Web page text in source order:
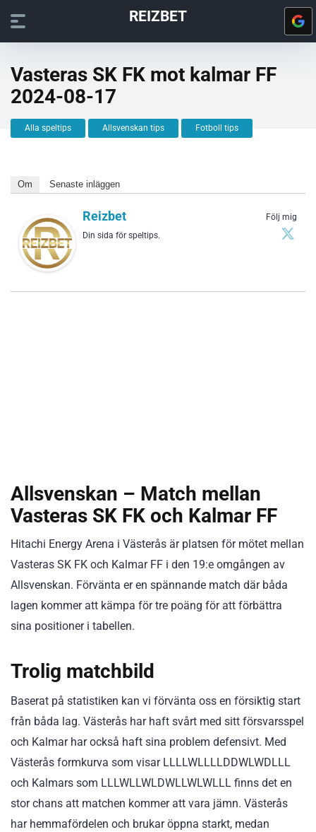
REIZBET
Vasteras SK FK mot kalmar FF
2024-08-17
Alla speltips Allsvenskan tips Fotboll tips
Om Senaste inläggen
Följ mig
Reizbet
Din sida för speltips.
Allsvenskan – Match mellan
Vasteras SK FK och Kalmar FF
Hitachi Energy Arena i Västerås är platsen för mötet mellan
Vasteras SK FK och Kalmar FF i den 19:e omgången av
Allsvenskan. Förvänta er en spännande match där båda
lagen kommer att kämpa för tre poäng för att förbättra
sina positioner i tabellen.
Trolig matchbild
Baserat på statistiken kan vi förvänta oss en försiktig start
från båda lag. Västerås har haft svårt med sitt försvarsspel
och Kalmar har också haft sina problem defensivt. Med
Västerås formkurva som visar LLLLWLLLLDDWLWDLLL
och Kalmars som LLLWLLWLDWLLWLWLLL finns det en
stor chans att matchen kommer att vara jämn. Västerås
har hemmafördelen och brukar öppna starkt, medan